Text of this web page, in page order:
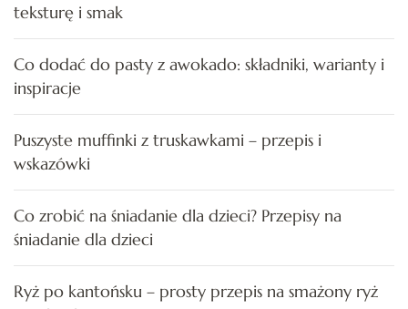
teksturę i smak
Co dodać do pasty z awokado: składniki, warianty i
inspiracje
Puszyste muffinki z truskawkami – przepis i
wskazówki
Co zrobić na śniadanie dla dzieci? Przepisy na
śniadanie dla dzieci
Ryż po kantońsku – prosty przepis na smażony ryż